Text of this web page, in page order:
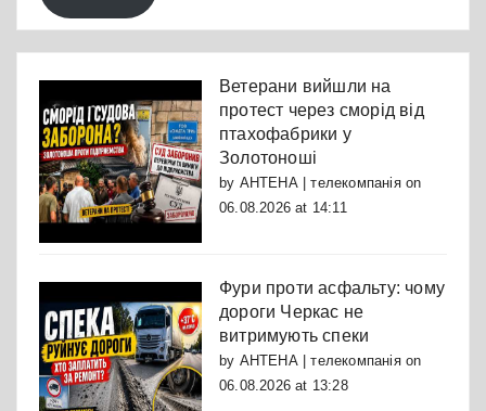
Ветерани вийшли на
протест через сморід від
птахофабрики у
Золотоноші
by АНТЕНА | телекомпаніяon
06.08.2026 at 14:11
Фури проти асфальту: чому
дороги Черкас не
витримують спеки
by АНТЕНА | телекомпаніяon
06.08.2026 at 13:28